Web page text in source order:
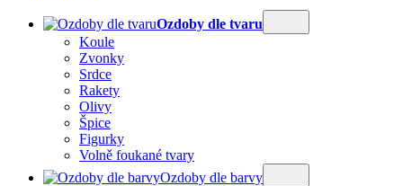
Ozdoby dle tvaru
Koule
Zvonky
Srdce
Rakety
Olivy
Špice
Figurky
Volně foukané tvary
Ozdoby dle barvy